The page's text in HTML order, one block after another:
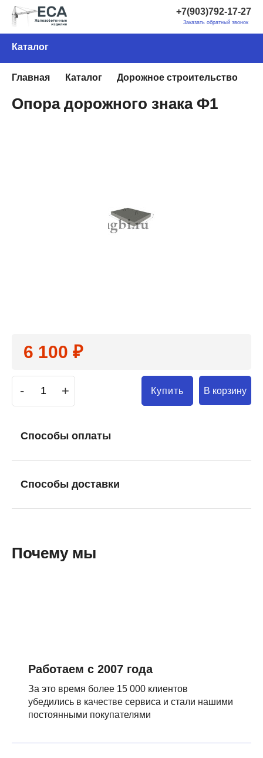
+7(903)792-17-27
Заказать обратный звонок
Каталог
Главная Каталог Дорожное строительство
Опора дорожного знака Ф1
6 100 ₽
- + Купить В корзину
Способы оплаты
Способы доставки
Почему мы
Работаем с 2007 года
За это время более 15 000 клиентов
убедились в качестве сервиса и стали нашими
постоянными покупателями